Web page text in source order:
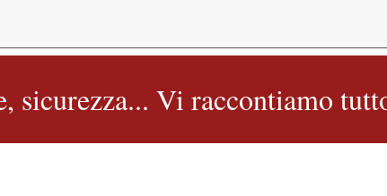
sicurezza... Vi raccontiamo